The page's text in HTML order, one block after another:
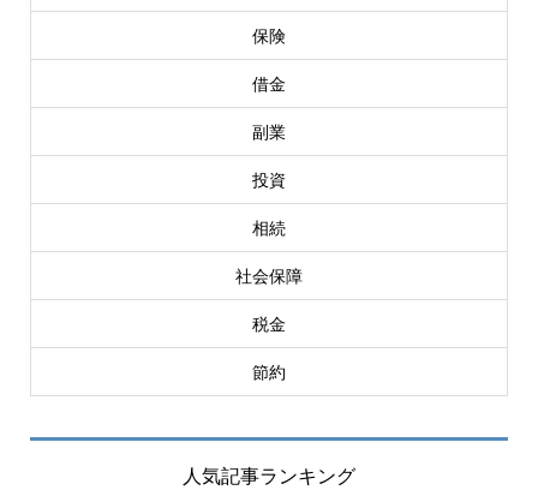
保険
借金
副業
投資
相続
社会保障
税金
節約
人気記事ランキング